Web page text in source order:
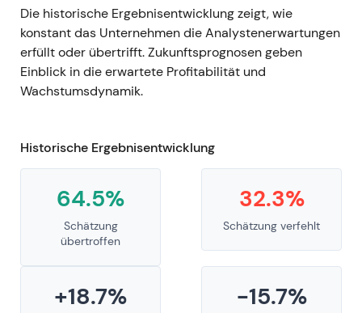
Die historische Ergebnisentwicklung zeigt, wie
konstant das Unternehmen die Analystenerwartungen
erfüllt oder übertrifft. Zukunftsprognosen geben
Einblick in die erwartete Profitabilität und
Wachstumsdynamik.
Historische Ergebnisentwicklung
64.5%
Schätzung
übertroffen
32.3%
Schätzung verfehlt
+18.7% -15.7%